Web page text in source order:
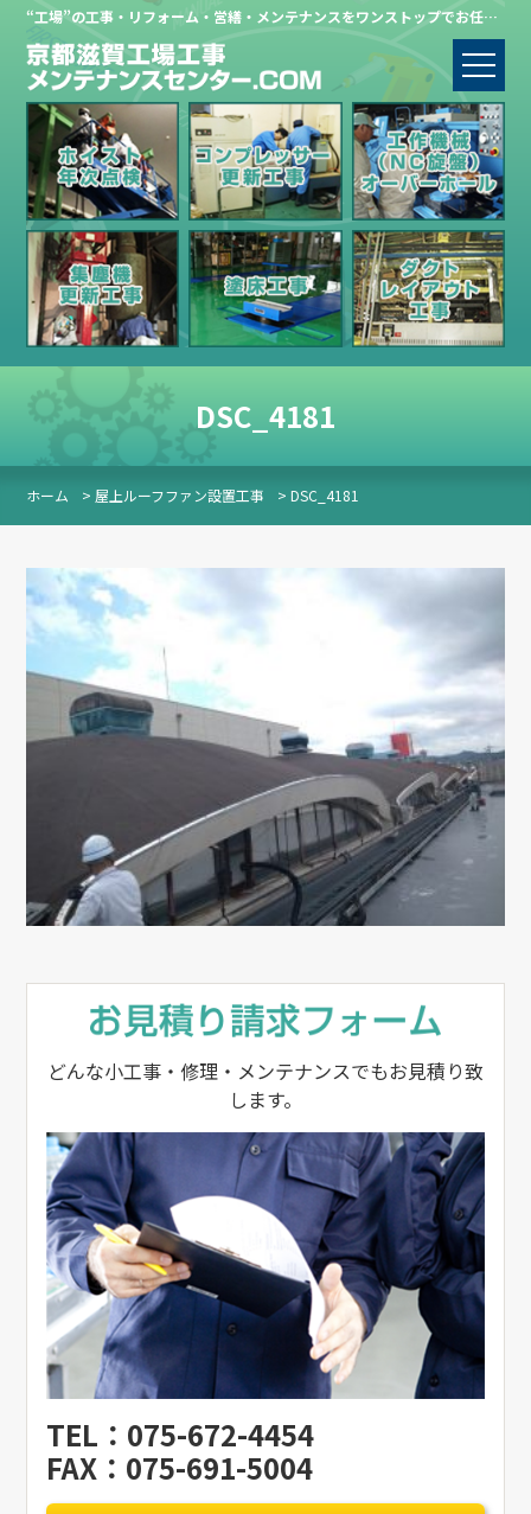
“工場”の工事・リフォーム・営繕・メンテナンスをワンストップでお任せください。
DSC_4181
ホーム > 屋上ルーフファン設置工事 > DSC_4181
どんな小工事・修理・メンテナンスでもお見積り致
します。
TEL：075-672-4454
FAX：075-691-5004